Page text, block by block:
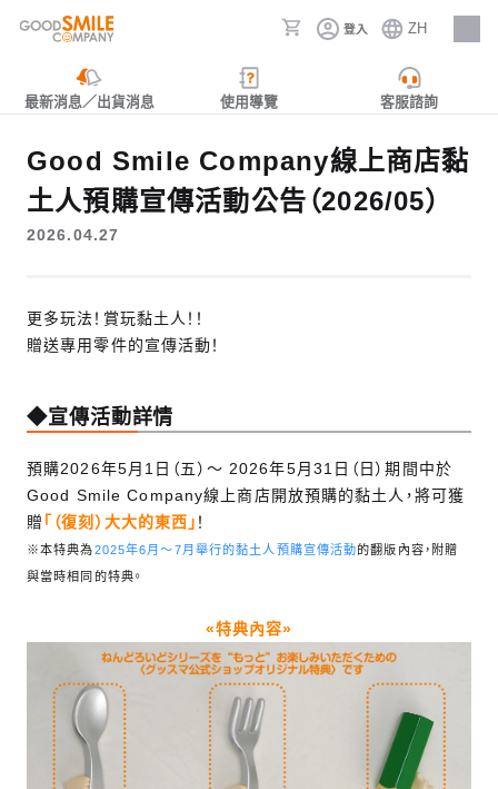
登入 ZH
人才招募
最新消息／出貨消息 使用導覽 客服諮詢
Good Smile Company線上商店黏
土人預購宣傳活動公告（2026/05）
2026.04.27
更多玩法！賞玩黏土人！！
贈送專用零件的宣傳活動！
◆宣傳活動詳情
預購2026年5月1日（五）～ 2026年5月31日（日）期間中於
Good Smile Company線上商店開放預購的黏土人，將可獲
贈 「（復刻）大大的東西」 ！
※本特典為2025年6月～7月舉行的黏土人預購宣傳活動的翻版內容，附贈
與當時相同的特典。
«特典內容»